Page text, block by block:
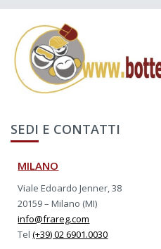
SEDI E CONTATTI
MILANO
Viale Edoardo Jenner, 38
20159 – Milano (MI)
info@frareg.com
Tel(+39) 02 6901.0030